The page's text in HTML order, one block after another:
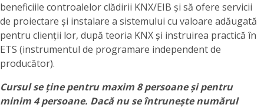
beneficiile controalelor clădirii KNX/EIB și să ofere servicii
de proiectare și instalare a sistemului cu valoare adăugată
pentru clienții lor, după teoria KNX și instruirea practică în
ETS (instrumentul de programare independent de
producător).
Cursul se ține pentru maxim 8 persoane și pentru
minim 4 persoane. Dacă nu se întrunește numărul